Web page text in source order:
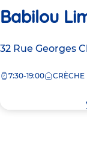
Babilou
Adresse
la
32 Rue Georges
7:30-19:00 CRÈCHE